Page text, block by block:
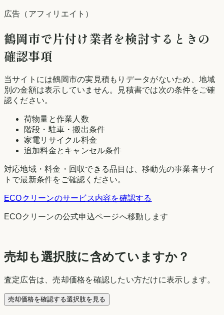
広告（アフィリエイト）
鶴岡市で片付け業者を検討するときの
確認事項
当サイトには鶴岡市の実見積もりデータがないため、地域
別の金額は表示していません。見積書では次の条件をご確
認ください。
荷物量と作業人数
階段・駐車・搬出条件
家電リサイクル料金
追加料金とキャンセル条件
対応地域・料金・回収できる品目は、移動先の事業者サイ
トで最新条件をご確認ください。
ECOクリーンのサービス内容を確認する
ECOクリーンの公式申込ページへ移動します
売却も選択肢に含めていますか？
査定広告は、売却価格を確認したい方だけに表示します。
売却価格を確認する選択肢を見る